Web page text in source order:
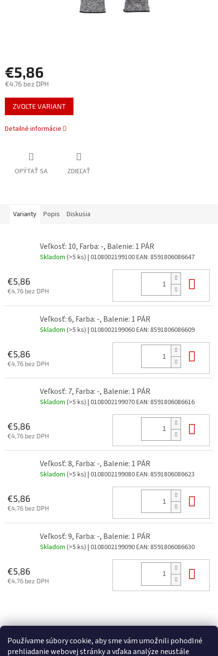
Používame súbory cookie, aby sme vám umožnili pohodlné
prehliadanie webovej stránky a vďaka analýze neustále
€5,86
€4,76 bez DPH
Jednotková
cena:
ZVOĽTE VARIANT
Detailné informácie
OPÝTAŤ SA ZDIEĽAŤ
Varianty Popis Diskusia
Veľkosť: 10, Farba: -, Balenie: 1 PÁR
Skladom (>5 ks) | 0108002199100EAN: 8591806086647
€5,86
€4,76 bez DPH
Veľkosť: 6, Farba: -, Balenie: 1 PÁR
Skladom (>5 ks) | 0108002199060EAN: 8591806086609
€5,86
€4,76 bez DPH
Veľkosť: 7, Farba: -, Balenie: 1 PÁR
Skladom (>5 ks) | 0108002199070EAN: 8591806086616
€5,86
€4,76 bez DPH
Veľkosť: 8, Farba: -, Balenie: 1 PÁR
Skladom (>5 ks) | 0108002199080EAN: 8591806086623
€5,86
€4,76 bez DPH
Veľkosť: 9, Farba: -, Balenie: 1 PÁR
Skladom (>5 ks) | 0108002199090EAN: 8591806086630
€5,86
€4,76 bez DPH
á